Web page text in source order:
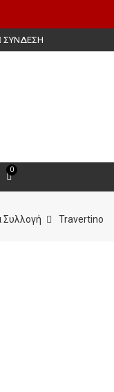
ΣΥΝΔΕΣΗ
0
Συλλογή Travertino